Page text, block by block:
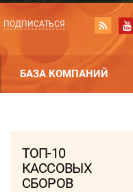
ПОДПИСАТЬСЯ
БАЗА КОМПАНИЙ
ТОП-10
КАССОВЫХ
СБОРОВ